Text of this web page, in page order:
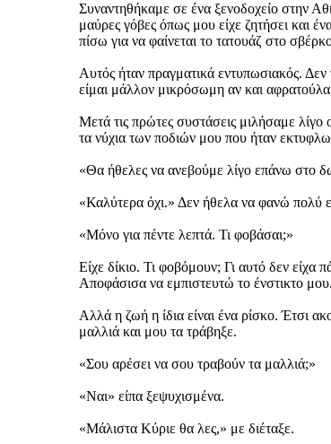
Συναντηθήκαμε σε ένα ξενοδοχείο στην
μαύρες γόβες όπως μου είχε ζητήσει και
πίσω για να φαίνεται το τατουάζ στο
Αυτός ήταν πραγματικά εντυπωσιακός.
είμαι μάλλον μικρόσωμη αν και αφρατούλα.
Μετά τις πρώτες συστάσεις μιλήσαμε
τα νύχια των ποδιών μου που ήταν
«Θα ήθελες να ανεβούμε λίγο επάνω στο
«Καλύτερα όχι.» Δεν ήθελα να φανώ πολύ
«Μόνο για πέντε λεπτά. Τι φοβάσαι;»
Είχε δίκιο. Τι φοβόμουν; Γι αυτό δεν είχα
Αποφάσισα να εμπιστευτώ το ένστικτο
Αλλά η ζωή η ίδια είναι ένα ρίσκο. Έτσι
μαλλιά και μου τα τράβηξε.
«Σου αρέσει να σου τραβούν τα μαλλιά;»
«Ναι» είπα ξεψυχισμένα.
«Μάλιστα Κύριε θα λες,» με διέταξε.